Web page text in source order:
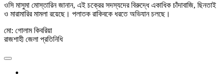
ওসি মাসুমা মোস্তারিন জানান, এই চক্রের সদস্যদের বিরুদ্ধে একাধিক চাঁদাবাজি, ছিনতাই
ও মারামারির মামলা রয়েছে। পলাতক রাকিবকে ধরতে অভিযান চলছে।
মো: গোলাম কিবরিয়া
রাজশাহী জেলা প্রতিনিধি